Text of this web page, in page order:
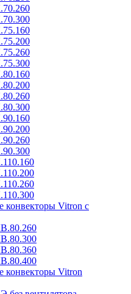
конвекторы Vitron с
конвекторы Vitron